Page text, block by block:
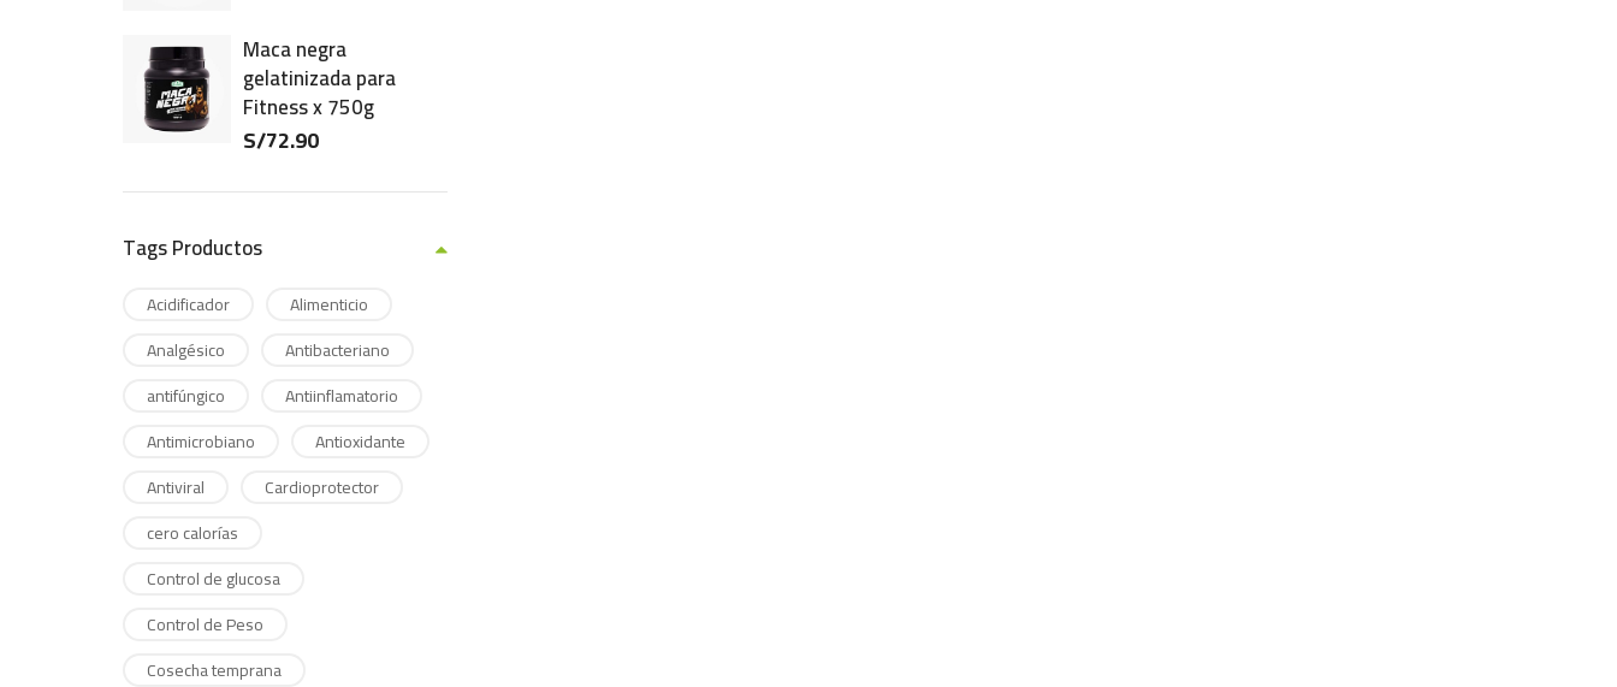
Maca negra
gelatinizada para
Fitness x 750g
S/72.90
Tags Productos
Acidificador
Alimenticio
Analgésico
Antibacteriano
antifúngico
Antiinflamatorio
Antimicrobiano
Antioxidante
Antiviral
Cardioprotector
cero calorías
Control de glucosa
Control de Peso
Cosecha temprana